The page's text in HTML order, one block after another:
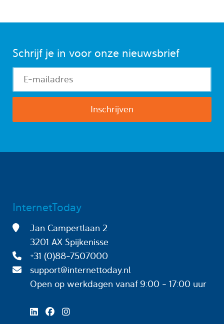
Schrijf je in voor onze nieuwsbrief
InternetToday
Jan Campertlaan 2
3201 AX Spijkenisse
+31 (0)88-7507000
support@internettoday.nl
Open op werkdagen
vanaf 9:00 - 17:00 uur